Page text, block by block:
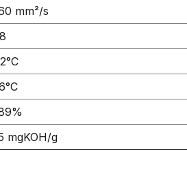
mm²/s
mgKOH/g